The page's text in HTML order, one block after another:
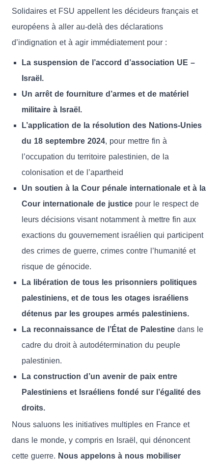
Solidaires et FSU appellent les décideurs français et
européens à aller au-delà des déclarations
d’indignation et à agir immédiatement pour :
La suspension de l’accord d’association UE –
Israël.
Un arrêt de fourniture d’armes et de matériel
militaire à Israël.
L’application de la résolution des Nations-Unies
du 18 septembre 2024, pour mettre fin à
l’occupation du territoire palestinien, de la
colonisation et de l’apartheid
Un soutien à la Cour pénale internationale et à la
Cour internationale de justice pour le respect de
leurs décisions visant notamment à mettre fin aux
exactions du gouvernement israélien qui participent
des crimes de guerre, crimes contre l’humanité et
risque de génocide.
La libération de tous les prisonniers politiques
palestiniens, et de tous les otages israéliens
détenus par les groupes armés palestiniens.
La reconnaissance de l’État de Palestine dans le
cadre du droit à autodétermination du peuple
palestinien.
La construction d’un avenir de paix entre
Palestiniens et Israéliens fondé sur l’égalité des
droits.
Nous saluons les initiatives multiples en France et
dans le monde, y compris en Israël, qui dénoncent
cette guerre. Nous appelons à nous mobiliser